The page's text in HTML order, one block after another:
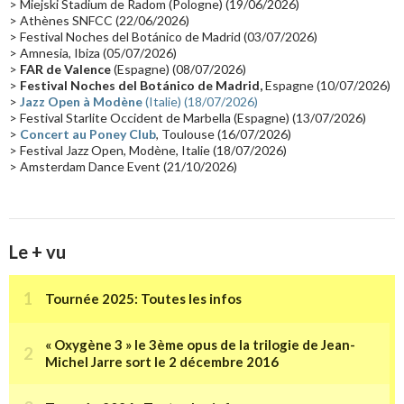
Les concerts en Chine(16) Cinéma
Synthé Roland(15) Belgique(15)
(14) Astronomie (14) (14)
Tournée 2025(14) 2024(14) Chine(13)
> Miejski Stadium de Radom (Pologne) (19/06/2026)
> Athènes SNFCC (22/06/2026)
> Festival Noches del Botánico de Madrid (03/07/2026)
> Amnesia, Ibiza (05/07/2026)
> FAR de Valence(Espagne) (08/07/2026)
> Festival Noches del Botánico de Madrid,Espagne (10/07/2026)
> Jazz Open à Modène(Italie) (18/07/2026)
> Festival Starlite Occident de Marbella (Espagne) (13/07/2026)
> Concert au Poney Club, Toulouse (16/07/2026)
> Festival Jazz Open, Modène, Italie (18/07/2026)
> Amsterdam Dance Event (21/10/2026)
Le + vu